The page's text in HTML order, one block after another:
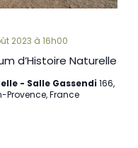
d’Histoire Naturelle
2023 à 16h00
- Salle Gassendi 166,
Provence, France